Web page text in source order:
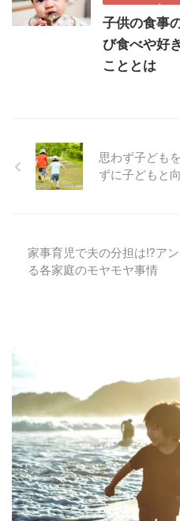
子供の食事
び食べや好
こととは
思わず子ども
ずに子どもと
家事育児で夫の分担は!?ア
る各家庭のモヤモヤ事情